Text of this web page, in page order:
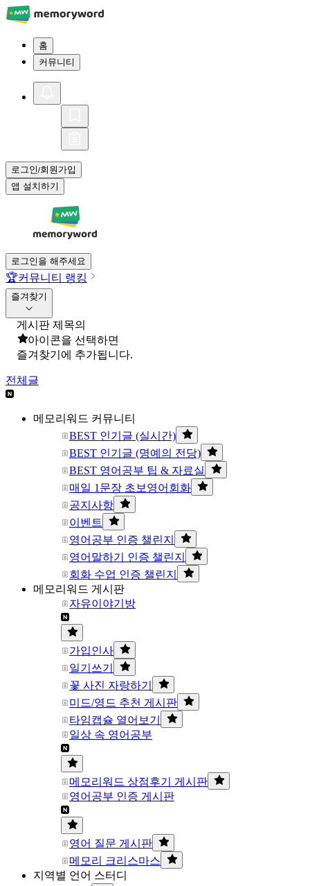
홈
커뮤니티
로그인/회원가입
앱 설치하기
로그인을 해주세요
🏆커뮤니티 랭킹
즐겨찾기
게시판 제목의
아이콘을 선택하면
즐겨찾기에 추가됩니다.
전체글
메모리워드 커뮤니티
BEST 인기글 (실시간)
BEST 인기글 (명예의 전당)
BEST 영어공부 팁 & 자료실
매일 1문장 초보영어회화
공지사항
이벤트
영어공부 인증 챌린지
영어말하기 인증 챌린지
회화 수업 인증 챌린지
메모리워드 게시판
자유이야기방
가입인사
일기쓰기
꽃 사진 자랑하기
미드/영드 추천 게시판
타임캡슐 열어보기
일상 속 영어공부
메모리워드 상점후기 게시판
영어공부 인증 게시판
영어 질문 게시판
메모리 크리스마스
지역별 언어 스터디